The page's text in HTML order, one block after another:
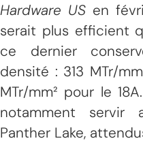
Hardware US en
serait plus efficient
ce dernier
densité : 313 MTr/
MTr/mm² pour le
notamment servir
Panther Lake,